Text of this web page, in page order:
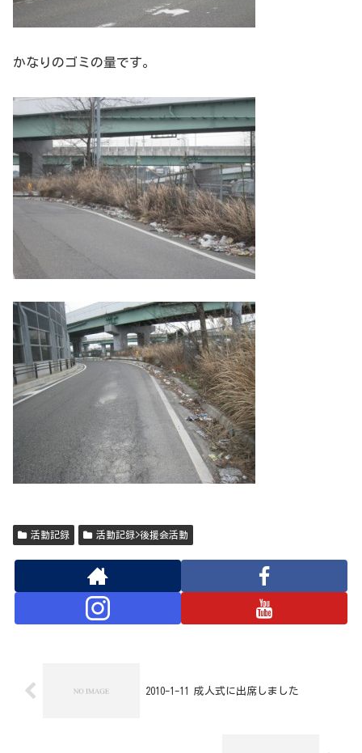
かなりのゴミの量です。
活動記録 活動記録>後援会活動
2010-1-11 成人式に出席しました